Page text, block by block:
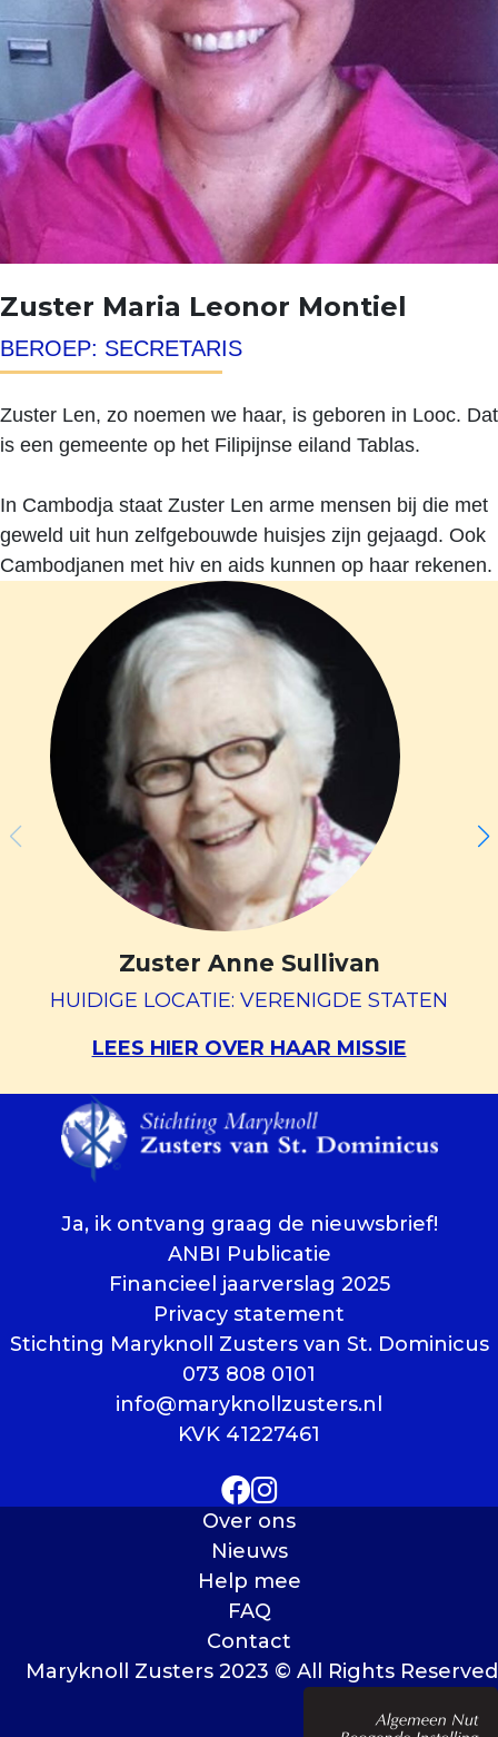
Zuster Maria Leonor Montiel
BEROEP: SECRETARIS
Zuster Len, zo noemen we haar, is geboren in Looc. Dat
is een gemeente op het Filipijnse eiland Tablas.
In Cambodja staat Zuster Len arme mensen bij die met
geweld uit hun zelfgebouwde huisjes zijn gejaagd. Ook
Cambodjanen met hiv en aids kunnen op haar rekenen.
Zuster Anne Sullivan
HUIDIGE LOCATIE: VERENIGDE STATEN
LEES HIER OVER HAAR MISSIE
Ja, ik ontvang graag de nieuwsbrief!
ANBI Publicatie
Financieel jaarverslag 2025
Privacy statement
Stichting Maryknoll Zusters van St. Dominicus
073 808 0101
info@maryknollzusters.nl
KVK 41227461
Over ons
Nieuws
Help mee
FAQ
Contact
Maryknoll Zusters 2023 © All Rights Reserved